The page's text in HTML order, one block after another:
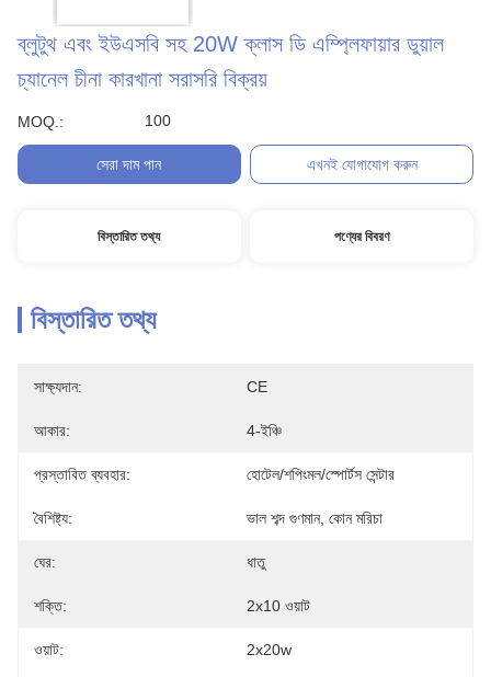
ব্লুটুথ এবং ইউএসবি সহ 20W ক্লাস ডি এম্প্লিফায়ার ডুয়াল
চ্যানেল চীনা কারখানা সরাসরি বিক্রয়
MOQ.: 100
সেরা দাম পান এখনই যোগাযোগ করুন
বিস্তারিত তথ্য পণ্যের বিবরণ
বিস্তারিত তথ্য
সাক্ষ্যদান: CE
আকার: 4-ইঞ্চি
প্রস্তাবিত ব্যবহার: হোটেল/শপিংমল/স্পোর্টস সেন্টার
বৈশিষ্ট্য: ভাল শব্দ গুণমান, কোন মরিচা
ঘের: ধাতু
শক্তি: 2x10 ওয়াট
ওয়াট: 2x20w